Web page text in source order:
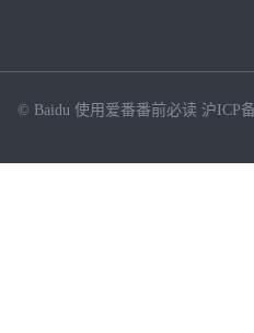
© Baidu 使用爱番番前必读 沪ICP